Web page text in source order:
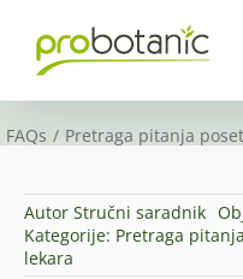
content
FAQs Pretraga pitanja
Autor Stručni saradnik
Kategorije: Pretraga
lekara